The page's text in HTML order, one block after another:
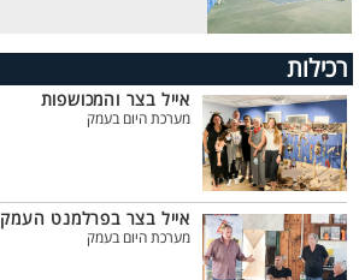
רכילות
אייל בצר והמכושפות
מערכת היום בעמק
אייל בצר בפרלמנט העמק
מערכת היום בעמק